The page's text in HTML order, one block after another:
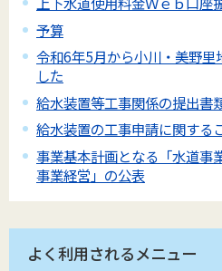
予算
令和6年5月から小川・美野里
した
給水装置等工事関係の提出書
給水装置の工事申請に関する
事業基本計画となる「水道事
事業経営」の公表
よく利用されるメニュー